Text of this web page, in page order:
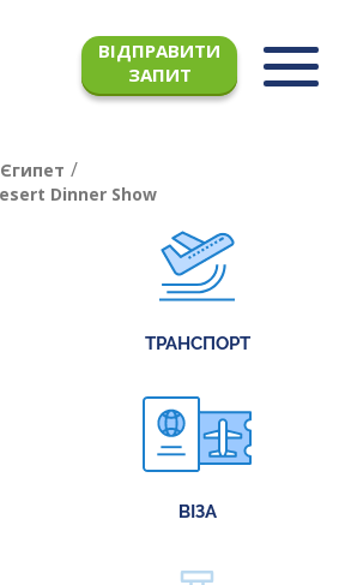
ВІДПРАВИТИ
ЗАПИТ
Єгипет /
Dinner Show
ТРАНСПОРТ
ВІЗА